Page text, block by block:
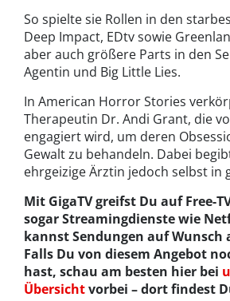
So spielte sie Rollen in den
Deep Impact, EDtv sowie
aber auch größere Parts in den
Agentin und Big Little Lies.
In American Horror Stories
Therapeutin Dr. Andi Grant, die
engagiert wird, um deren
Gewalt zu behandeln. Dabei
ehrgeizige Ärztin jedoch selbst in
Mit GigaTV greifst Du auf Free-
sogar Streamingdienste wie
kannst Sendungen auf Wunsch
Falls Du von diesem Angebot
hast, schau am besten hier bei
Übersichtvorbei – dort findest